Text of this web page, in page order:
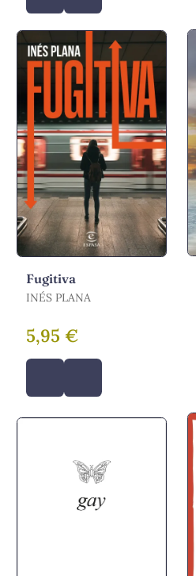
Fugitiva
INÉS PLANA
5,95 €